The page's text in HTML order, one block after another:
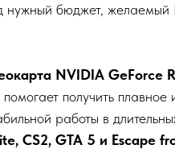
нужный бюджет, желаемый
NVIDIA GeForce
помогает получить
работы в
CS2, GTA 5 и Escape